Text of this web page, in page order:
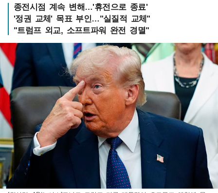
종전시점 계속 변해…'휴전으로 종료'
'정권 교체' 목표 부인…"실질적 교체"
"트럼프 외교, 소프트파워 완전 경멸"